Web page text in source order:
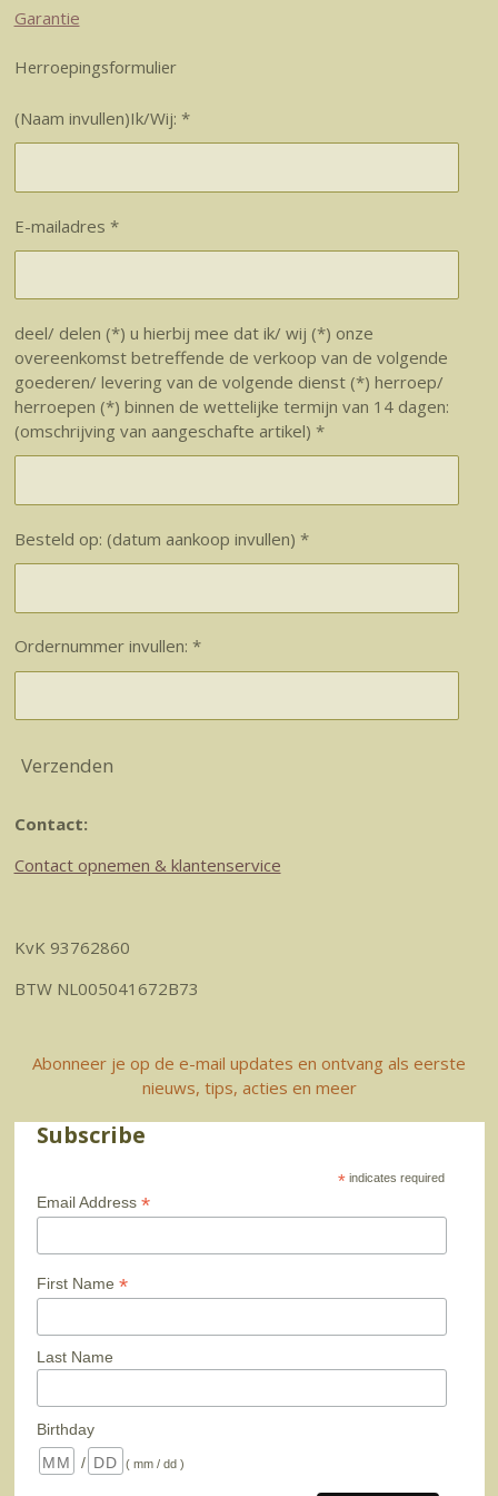
Garantie
Herroepingsformulier
(Naam invullen)Ik/Wij: *
E-mailadres *
deel/ delen (*) u hierbij mee dat ik/ wij (*) onze
overeenkomst betreffende de verkoop van de volgende
goederen/ levering van de volgende dienst (*) herroep/
herroepen (*) binnen de wettelijke termijn van 14 dagen:
(omschrijving van aangeschafte artikel) *
Besteld op: (datum aankoop invullen) *
Ordernummer invullen: *
Verzenden
Contact:
Contact opnemen & klantenservice
KvK 93762860
BTW NL005041672B73
Abonneer je op de e-mail updates en ontvang als eerste
nieuws, tips, acties en meer
Subscribe
* indicates required
Email Address *
First Name *
Last Name
Birthday
/
( mm / dd )